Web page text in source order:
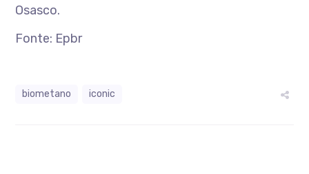
Osasco.
Fonte: Epbr
biometano iconic